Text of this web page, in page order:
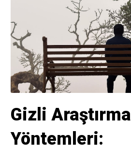
Gizli Araştırma
Yöntemleri: